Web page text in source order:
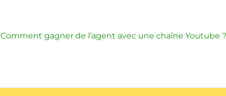
Comment gagner de l’agent avec une chaîne Youtube ?